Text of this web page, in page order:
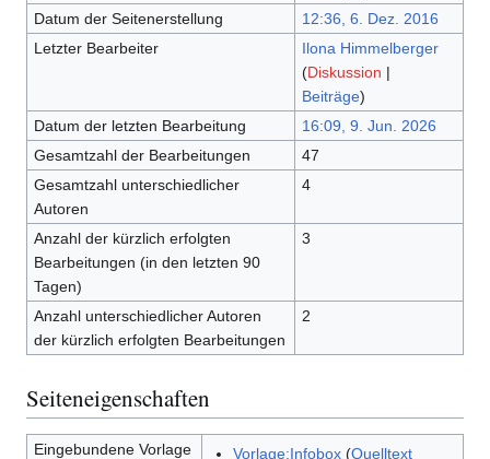
Datum der Seitenerstellung
12:36, 6. Dez. 2016
Letzter Bearbeiter
Ilona Himmelberger
(Diskussion |
Beiträge)
Datum der letzten Bearbeitung
16:09, 9. Jun. 2026
Gesamtzahl der Bearbeitungen
47
Gesamtzahl unterschiedlicher
Autoren
4
Anzahl der kürzlich erfolgten
Bearbeitungen (in den letzten 90
Tagen)
3
Anzahl unterschiedlicher Autoren
der kürzlich erfolgten Bearbeitungen
2
Seiteneigenschaften
Eingebundene Vorlage Vorlage:Infobox(Quelltext